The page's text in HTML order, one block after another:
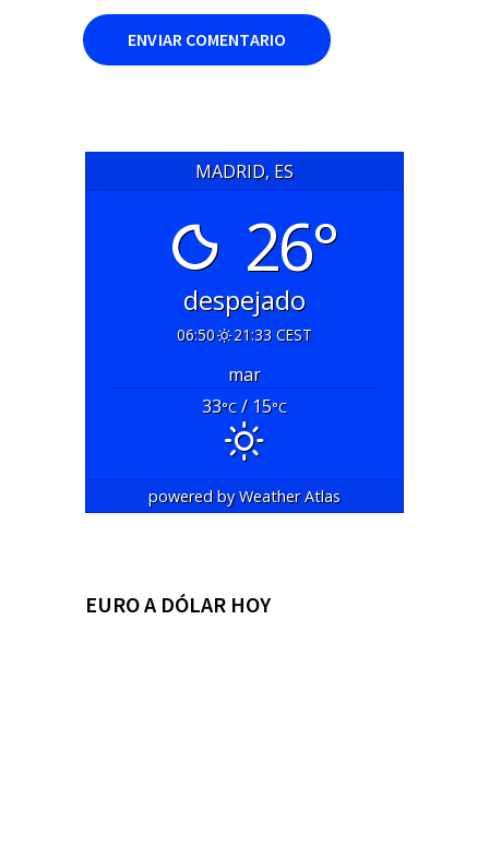
MADRID, ES
26°
despejado
06:50 21:33 CEST
mar
33°C/ 15°C
powered byWeather Atlas
EURO A DÓLAR HOY